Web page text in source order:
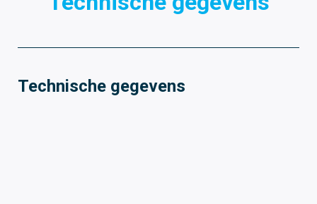
Technische gegevens